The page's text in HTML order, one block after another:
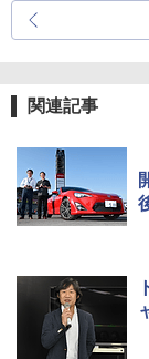
関連記事